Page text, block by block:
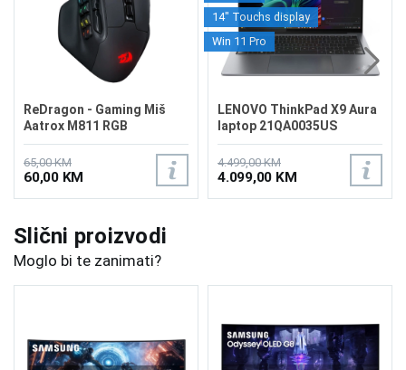
ReDragon - Gaming Miš
Aatrox M811 RGB
65,00 KM
60,00 KM
14" Touchs display
Win 11 Pro
LENOVO ThinkPad X9 Aura
laptop 21QA0035US
4.499,00 KM
4.099,00 KM
Slični proizvodi
Moglo bi te zanimati?